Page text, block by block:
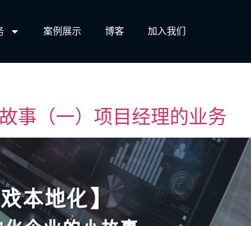
案例展示 博客 加入我们​
事（一）项目经理的业务